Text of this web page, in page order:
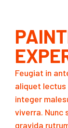
Feugiat in
aliquet lectus
integer
viverra. Nunc
gravida